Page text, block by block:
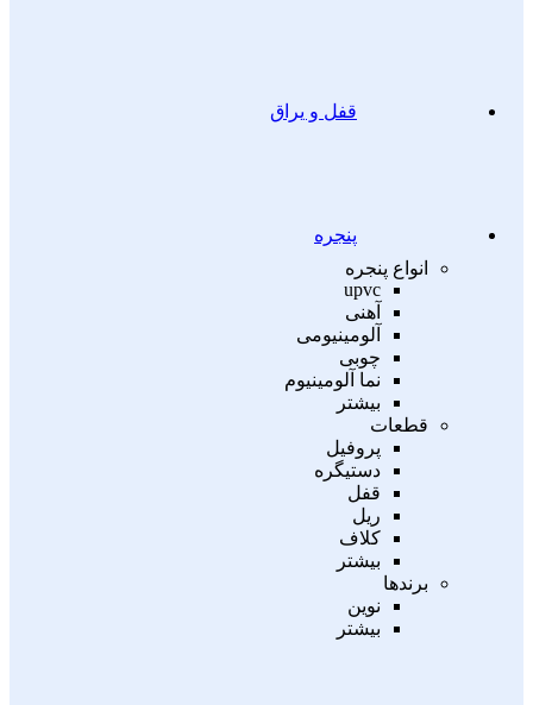
قفل و یراق
پنجره
انواع پنجره
upvc
آهنی
آلومینیومی
چوبی
نما آلومینیوم
بیشتر
قطعات
پروفیل
دستیگره
قفل
ریل
کلاف
بیشتر
برندها
نوین
بیشتر